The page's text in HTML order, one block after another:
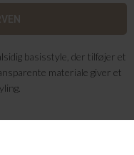
basisstyle, der tilføjer et
materiale giver et